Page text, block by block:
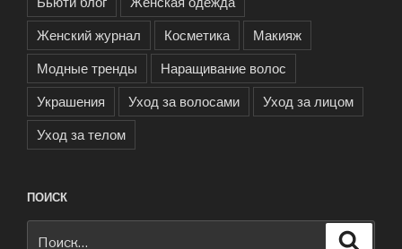
Женский журнал
Косметика
Макияж
Модные тренды
Наращивание волос
Украшения
Уход за волосами
Уход за лицом
Уход за телом
ПОИСК